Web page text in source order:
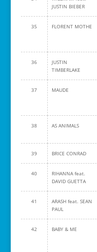
JUSTIN BIEBER
35 FLORENT MOTHE
36
JUSTIN
TIMBERLAKE
37 MAUDE
38 AS ANIMALS
39 BRICE CONRAD
40
RIHANNA feat.
DAVID GUETTA
41
ARASH feat. SEAN
PAUL
42 BABY & ME